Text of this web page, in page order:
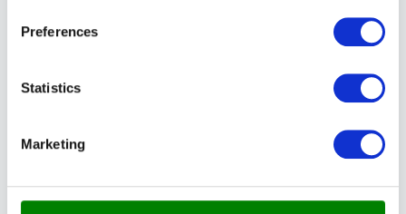
Preferences
Statistics
Marketing
Kontakt os og hør mere om at renovere hus – og
TYPER AF OPGAVER
Hos UdflytningsgarantiTømrerfirmaved vi, at den